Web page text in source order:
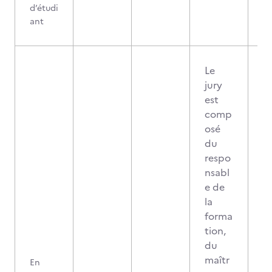
d’étudi
ant
En
Le
jury
est
comp
osé
du
respo
nsabl
e de
la
forma
tion,
du
maîtr